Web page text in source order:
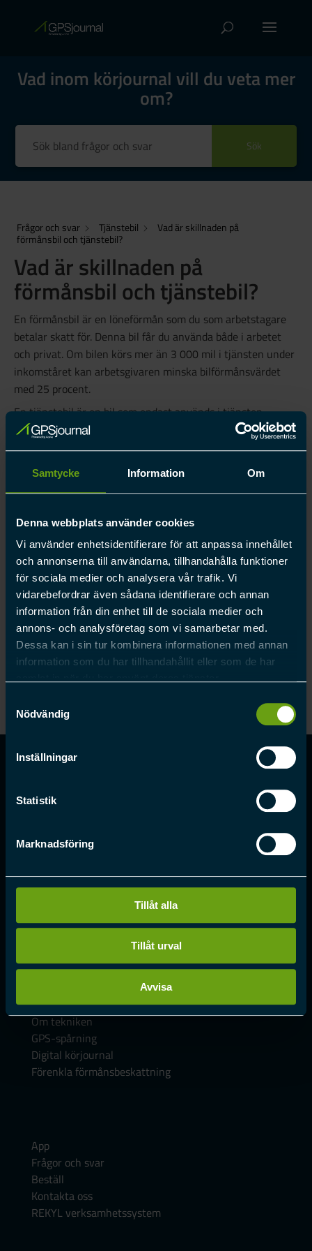
Samtycke Information Om
Denna webbplats använder cookies
Vi använder enhetsidentifierare för att anpassa innehållet
och annonserna till användarna, tillhandahålla funktioner
för sociala medier och analysera vår trafik. Vi
vidarebefordrar även sådana identifierare och annan
information från din enhet till de sociala medier och
annons- och analysföretag som vi samarbetar med.
Dessa kan i sin tur kombinera informationen med annan
information som du har tillhandahållit eller som de har
Nödvändig
Inställningar
Statistik
Marknadsföring
Tillåt alla
Tillåt urval
Avvisa
Vad inom körjournal vill du veta mer
om?
Sök
FAQ
Allmänt
Lagar och regler
5
GPSJournal
Tjänstebil
4
Förmånsbil
3
Frågor och svar Tjänstebil Vad är skillnaden på
förmånsbil och tjänstebil?
Vad är skillnaden på
förmånsbil och tjänstebil?
En förmånsbil är en löneförmån som du som arbetstagare
betalar skatt för. Denna bil får du använda både i arbetet
och privat. Om bilen körs mer än 3 000 mil i tjänsten under
inkomståret kan arbetsgivaren minska bilförmånsvärdet
med 25 procent.
En tjänstebil är en bil som endast används i tjänsten,
förutom att den tillåts att köras i ”ringa omfattning” privat.
Med detta menas maximalt 10 tillfällen eller maximalt 100
Schotte Systems AB
752 28 Uppsala
010-222 88 20
Hem
Om tekniken
GPS-spårning
Digital körjournal
Förenkla förmånsbeskattning
App
Frågor och svar
Beställ
Kontakta oss
REKYL verksamhetssystem